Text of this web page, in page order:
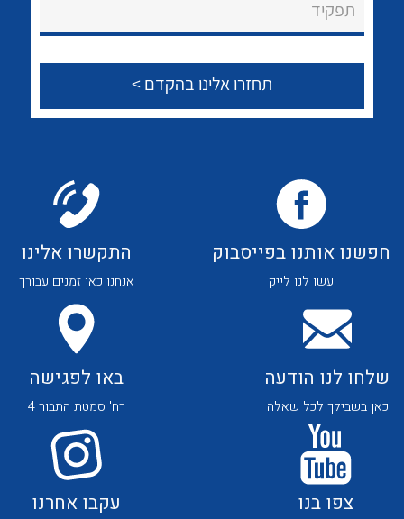
צור קשר
לכל מוצרי היצרן
לכל מוצרי היצרן לכל מוצרי היצרן
תפקיד
חפשנו אותנו בפייסבוק
עשו לנו לייק
התקשרו אלינו
אנחנו כאן זמנים עבורך
שלחו לנו הודעה
כאן בשבילך לכל שאלה
באו לפגישה
רח' סמטת התבור 4
צפו בנו עקבו אחרנו